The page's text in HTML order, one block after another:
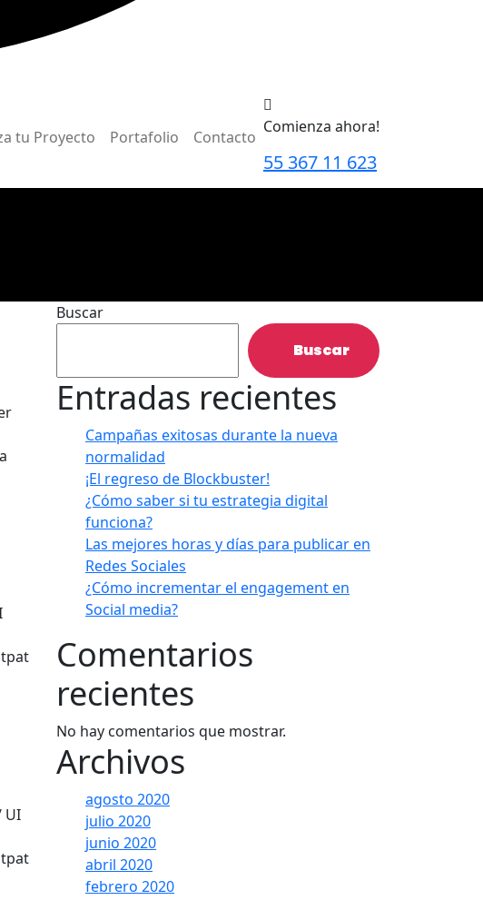
tu Proyecto Portafolio Contacto
Comienza ahora!
55 367 11 623
UI
Buscar
Buscar
Entradas recientes
Campañas exitosas durante la nueva
normalidad
¡El regreso de Blockbuster!
¿Cómo saber si tu estrategia digital
funciona?
Las mejores horas y días para publicar en
Redes Sociales
¿Cómo incrementar el engagement en
Social media?
Comentarios
recientes
No hay comentarios que mostrar.
Archivos
agosto 2020
julio 2020
junio 2020
abril 2020
febrero 2020